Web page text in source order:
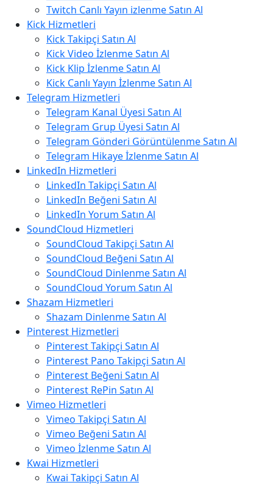
Twitch Canlı Yayın izlenme Satın Al
Kick Hizmetleri
Kick Takipçi Satın Al
Kick Video İzlenme Satın Al
Kick Klip İzlenme Satın Al
Kick Canlı Yayın İzlenme Satın Al
Telegram Hizmetleri
Telegram Kanal Üyesi Satın Al
Telegram Grup Üyesi Satın Al
Telegram Gönderi Görüntülenme Satın Al
Telegram Hikaye İzlenme Satın Al
LinkedIn Hizmetleri
LinkedIn Takipçi Satın Al
LinkedIn Beğeni Satın Al
LinkedIn Yorum Satın Al
SoundCloud Hizmetleri
SoundCloud Takipçi Satın Al
SoundCloud Beğeni Satın Al
SoundCloud Dinlenme Satın Al
SoundCloud Yorum Satın Al
Shazam Hizmetleri
Shazam Dinlenme Satın Al
Pinterest Hizmetleri
Pinterest Takipçi Satın Al
Pinterest Pano Takipçi Satın Al
Pinterest Beğeni Satın Al
Pinterest RePin Satın Al
Vimeo Hizmetleri
Vimeo Takipçi Satın Al
Vimeo Beğeni Satın Al
Vimeo İzlenme Satın Al
Kwai Hizmetleri
Kwai Takipçi Satın Al